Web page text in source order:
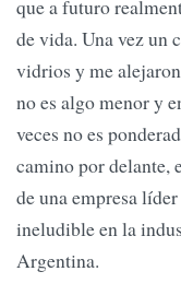
que a futuro
de vida. Una vez un
vidrios y me
no es algo menor y
veces no es
camino por delante,
de una empresa
ineludible en la
Argentina.